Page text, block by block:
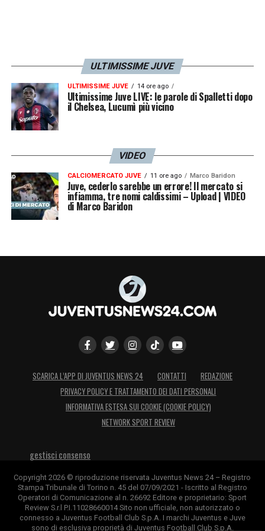
ULTIMISSIME JUVE
ULTIMISSIME JUVE 14 ore ago
Ultimissime Juve LIVE: le parole di Spalletti dopo
il Chelsea, Lucumì più vicino
VIDEO
CALCIOMERCATO JUVE 11 ore ago Marco Baridon
Juve, cederlo sarebbe un errore! Il mercato si
infiamma, tre nomi caldissimi – Upload | VIDEO
di Marco Baridon
SCARICA L’APP DI JUVENTUS NEWS 24 CONTATTI
REDAZIONE
PRIVACY POLICY E TRATTAMENTO DEI DATI PERSONALI
INFORMATIVA ESTESA SUI COOKIE (COOKIE POLICY)
NETWORK SPORT REVIEW
gestisci consenso
Copyright 2026 © riproduzione riservata Juventus News 24 – Registro
Stampa Tribunale di Torino n. 45 del 07/09/2021 - Iscritto al Registro
Operatori di Comunicazione al n. 26692 Editore e proprietario: Sport
Review S.r.l P.I.11028660014 Sito non ufficiale, non autorizzato o
connesso a Juventus Football Club S.p.A. I marchi Juventus e Juve
sono di esclusiva proprietà di Juventus Football Club S.p.A.